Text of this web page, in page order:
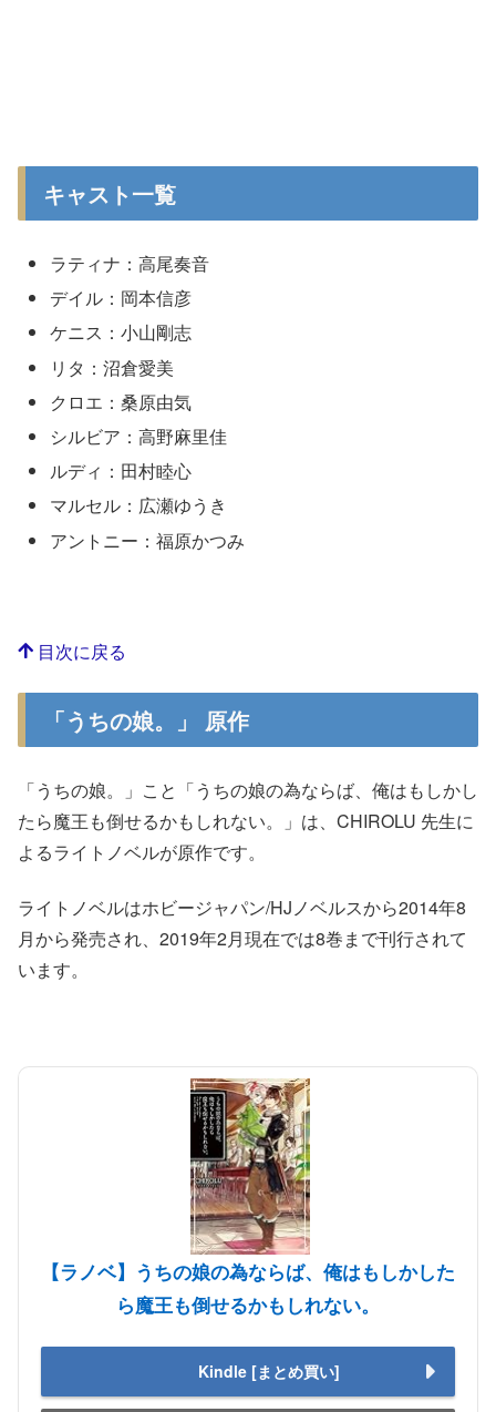
キャスト一覧
ラティナ：高尾奏音
デイル：岡本信彦
ケニス：小山剛志
リタ：沼倉愛美
クロエ：桑原由気
シルビア：高野麻里佳
ルディ：田村睦心
マルセル：広瀬ゆうき
アントニー：福原かつみ
目次に戻る
「うちの娘。」 原作
「うちの娘。」こと「うちの娘の為ならば、俺はもしかし
たら魔王も倒せるかもしれない。」は、CHIROLU 先生に
よるライトノベルが原作です。
ライトノベルはホビージャパン/HJノベルスから2014年8
月から発売され、2019年2月現在では8巻まで刊行されて
います。
【ラノベ】うちの娘の為ならば、俺はもしかした
ら魔王も倒せるかもしれない。
Kindle [まとめ買い]